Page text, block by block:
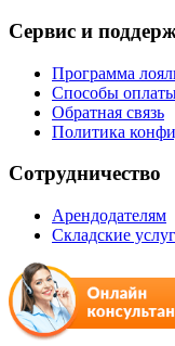
Сервис и
Программа
Способы
Обратная связь
Политика
Сотрудничество
Арендодателям
Складские